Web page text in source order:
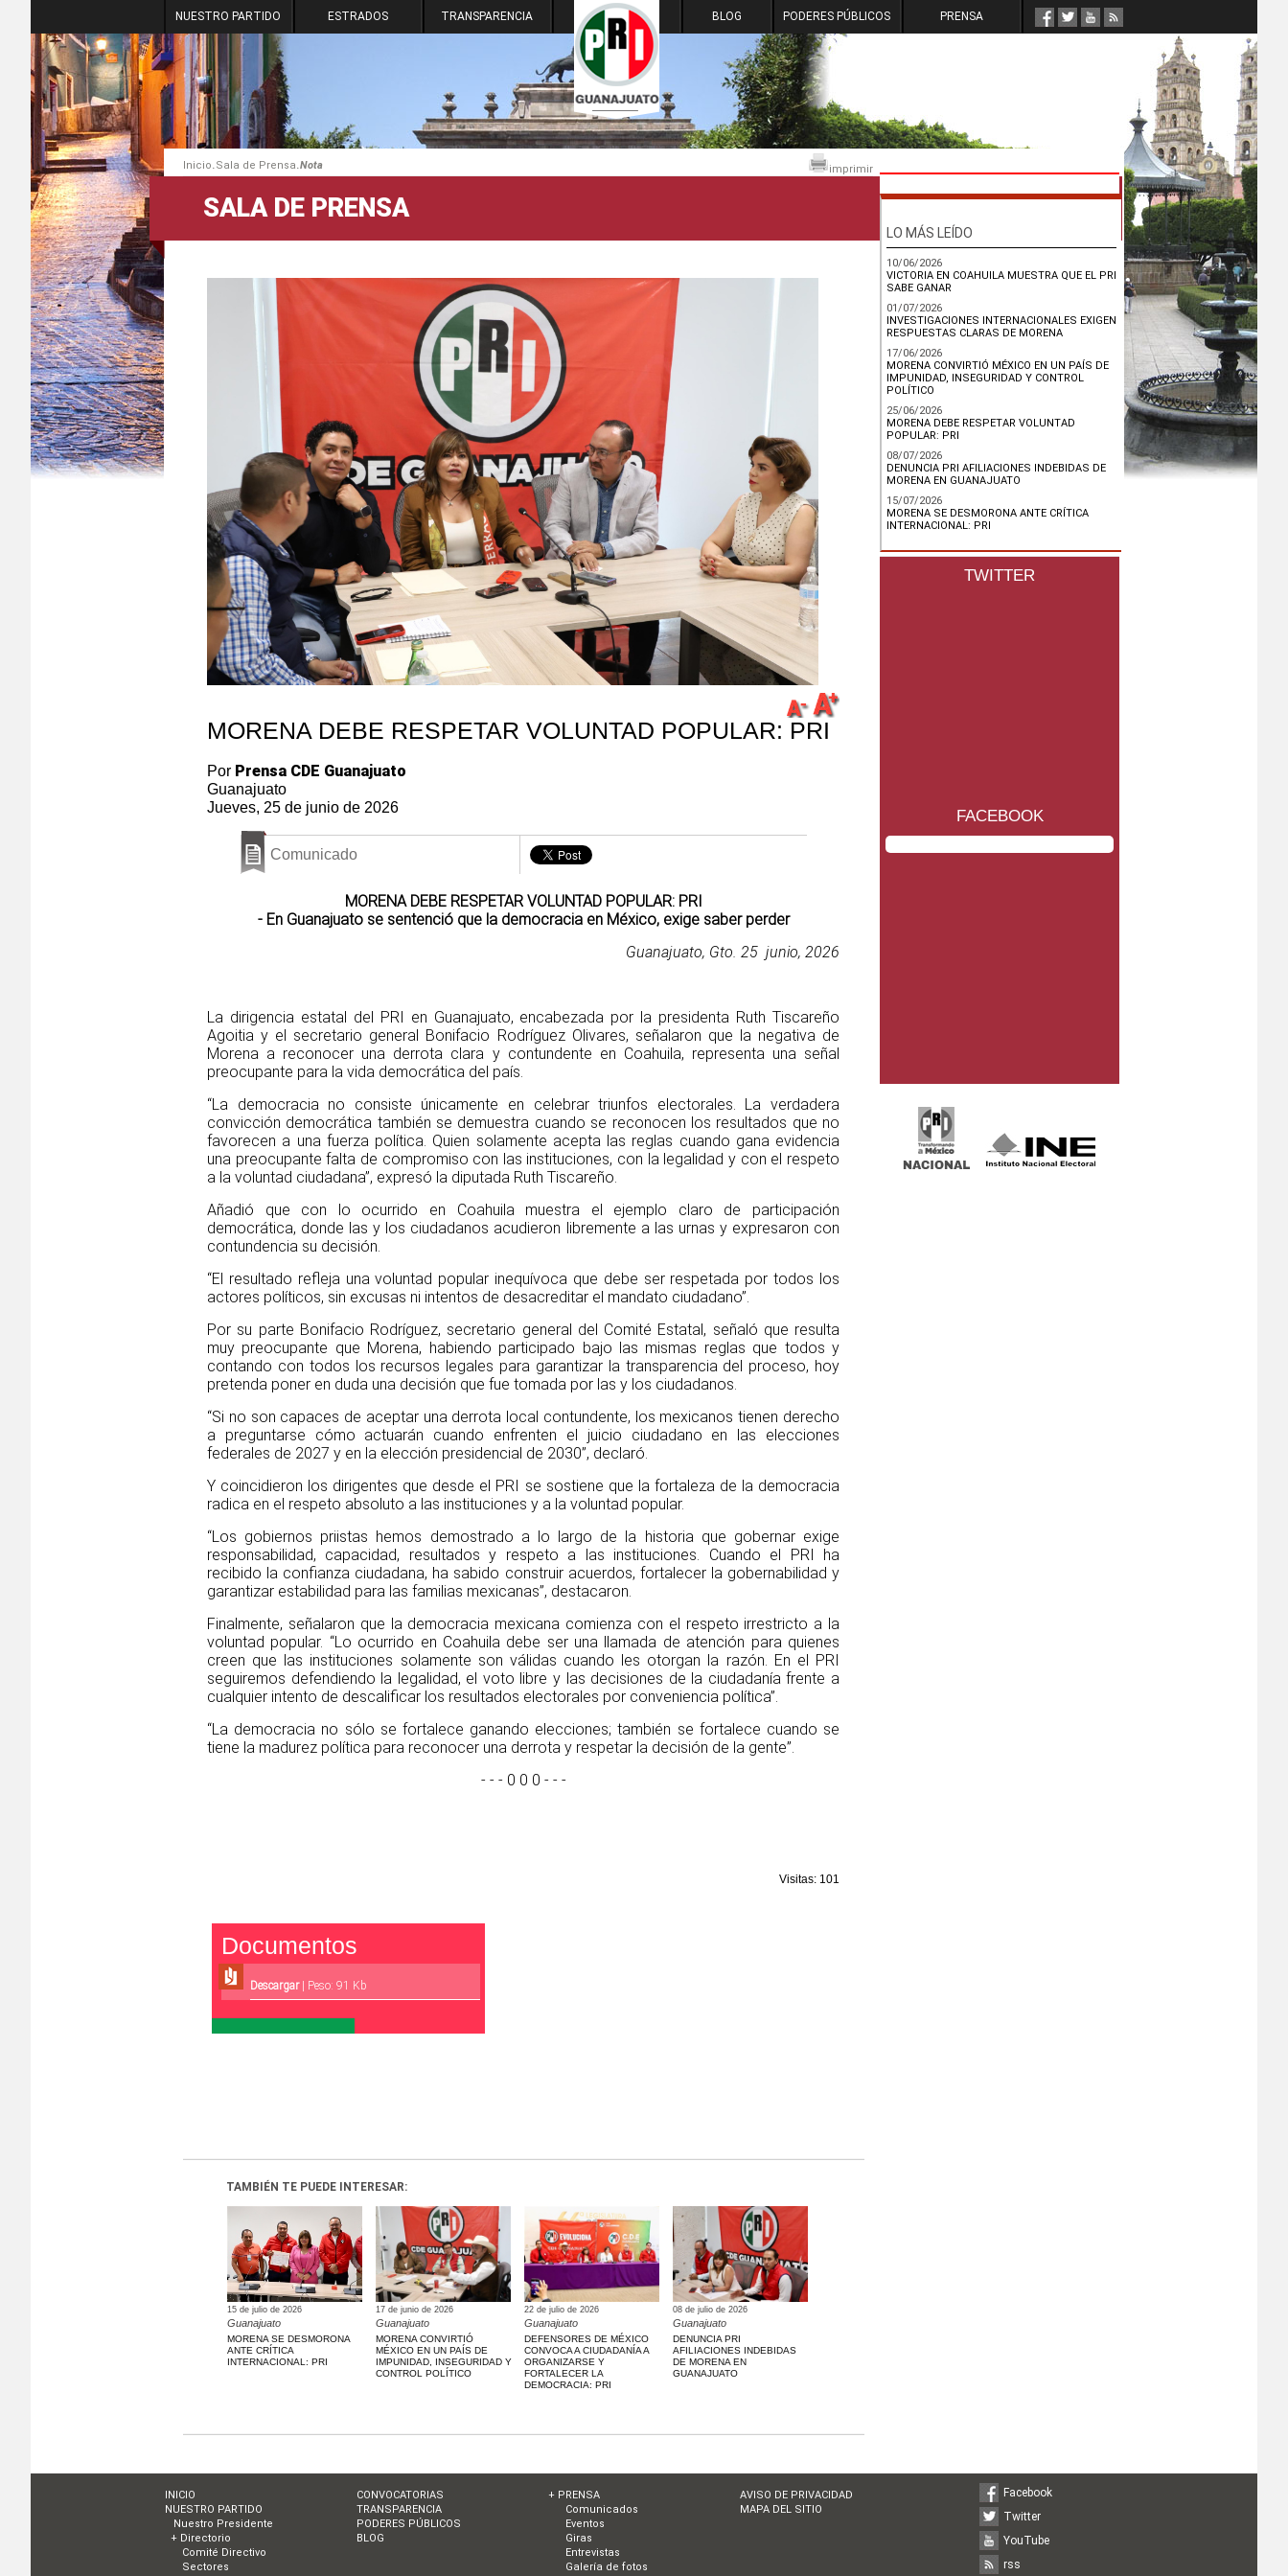
NUESTRO PARTIDO ESTRADOS TRANSPARENCIA BLOG PODERES PÚBLICOS PRENSA
Inicio.Sala de Prensa.Nota imprimir
SALA DE PRENSA
MORENA DEBE RESPETAR VOLUNTAD POPULAR: PRI
Por Prensa CDE Guanajuato
Guanajuato
Jueves, 25 de junio de 2026
Comunicado
MORENA DEBE RESPETAR VOLUNTAD POPULAR: PRI
- En Guanajuato se sentenció que la democracia en México, exige saber perder
Guanajuato, Gto. 25 junio, 2026
La dirigencia estatal del PRI en Guanajuato, encabezada por la presidenta Ruth Tiscareño
Agoitia y el secretario general Bonifacio Rodríguez Olivares, señalaron que la negativa de
Morena a reconocer una derrota clara y contundente en Coahuila, representa una señal
preocupante para la vida democrática del país.
“La democracia no consiste únicamente en celebrar triunfos electorales. La verdadera
convicción democrática también se demuestra cuando se reconocen los resultados que no
favorecen a una fuerza política. Quien solamente acepta las reglas cuando gana evidencia
una preocupante falta de compromiso con las instituciones, con la legalidad y con el respeto
a la voluntad ciudadana”, expresó la diputada Ruth Tiscareño.
Añadió que con lo ocurrido en Coahuila muestra el ejemplo claro de participación
democrática, donde las y los ciudadanos acudieron libremente a las urnas y expresaron con
contundencia su decisión.
“El resultado refleja una voluntad popular inequívoca que debe ser respetada por todos los
actores políticos, sin excusas ni intentos de desacreditar el mandato ciudadano”.
Por su parte Bonifacio Rodríguez, secretario general del Comité Estatal, señaló que resulta
muy preocupante que Morena, habiendo participado bajo las mismas reglas que todos y
contando con todos los recursos legales para garantizar la transparencia del proceso, hoy
pretenda poner en duda una decisión que fue tomada por las y los ciudadanos.
“Si no son capaces de aceptar una derrota local contundente, los mexicanos tienen derecho
a preguntarse cómo actuarán cuando enfrenten el juicio ciudadano en las elecciones
federales de 2027 y en la elección presidencial de 2030”, declaró.
Y coincidieron los dirigentes que desde el PRI se sostiene que la fortaleza de la democracia
radica en el respeto absoluto a las instituciones y a la voluntad popular.
“Los gobiernos priistas hemos demostrado a lo largo de la historia que gobernar exige
responsabilidad, capacidad, resultados y respeto a las instituciones. Cuando el PRI ha
recibido la confianza ciudadana, ha sabido construir acuerdos, fortalecer la gobernabilidad y
garantizar estabilidad para las familias mexicanas”, destacaron.
Finalmente, señalaron que la democracia mexicana comienza con el respeto irrestricto a la
voluntad popular. “Lo ocurrido en Coahuila debe ser una llamada de atención para quienes
creen que las instituciones solamente son válidas cuando les otorgan la razón. En el PRI
seguiremos defendiendo la legalidad, el voto libre y las decisiones de la ciudadanía frente a
cualquier intento de descalificar los resultados electorales por conveniencia política”.
“La democracia no sólo se fortalece ganando elecciones; también se fortalece cuando se
tiene la madurez política para reconocer una derrota y respetar la decisión de la gente”.
- - - 0 0 0 - - -
Visitas: 101
Documentos
Descargar | Peso: 91 Kb
LO MÁS LEÍDO
10/06/2026
VICTORIA EN COAHUILA MUESTRA QUE EL PRI
SABE GANAR
01/07/2026
INVESTIGACIONES INTERNACIONALES EXIGEN
RESPUESTAS CLARAS DE MORENA
17/06/2026
MORENA CONVIRTIÓ MÉXICO EN UN PAÍS DE
IMPUNIDAD, INSEGURIDAD Y CONTROL
POLÍTICO
25/06/2026
MORENA DEBE RESPETAR VOLUNTAD
POPULAR: PRI
08/07/2026
DENUNCIA PRI AFILIACIONES INDEBIDAS DE
MORENA EN GUANAJUATO
15/07/2026
MORENA SE DESMORONA ANTE CRÍTICA
INTERNACIONAL: PRI
TWITTER
FACEBOOK
TAMBIÉN TE PUEDE INTERESAR:
15 de julio de 2026
Guanajuato
MORENA SE DESMORONA
ANTE CRÍTICA
INTERNACIONAL: PRI
17 de junio de 2026
Guanajuato
MORENA CONVIRTIÓ
MÉXICO EN UN PAÍS DE
IMPUNIDAD, INSEGURIDAD Y
CONTROL POLÍTICO
22 de julio de 2026
Guanajuato
DEFENSORES DE MÉXICO
CONVOCA A CIUDADANÍA A
ORGANIZARSE Y
FORTALECER LA
DEMOCRACIA: PRI
08 de julio de 2026
Guanajuato
DENUNCIA PRI
AFILIACIONES INDEBIDAS
DE MORENA EN
GUANAJUATO
INICIO
NUESTRO PARTIDO
Nuestro Presidente
+ Directorio
Comité Directivo
Sectores
CONVOCATORIAS
TRANSPARENCIA
PODERES PÚBLICOS
BLOG
+ PRENSA
Comunicados
Eventos
Giras
Entrevistas
Galería de fotos
AVISO DE PRIVACIDAD
MAPA DEL SITIO
Facebook
Twitter
YouTube
rss